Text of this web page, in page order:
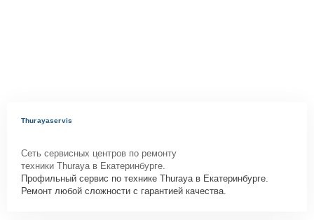
Thurayaservis
Сеть сервисных центров по ремонту
техники Thuraya в Екатеринбурге.
Профильный сервис по технике Thuraya в Екатеринбурге.
Ремонт любой сложности с гарантией качества.